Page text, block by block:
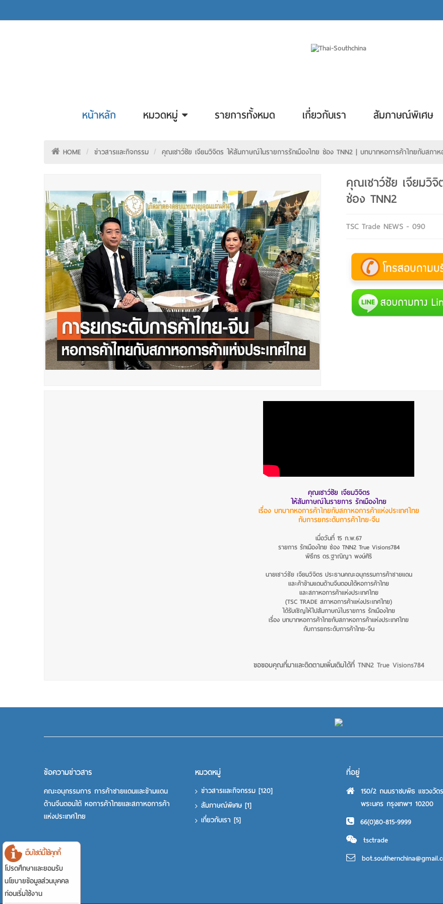
หน้าหลัก หมวดหมู่ รายการทั้งหมด เกี่ยวกับเรา สัมภาษณ์พิเศษ
HOME ข่าวสารและกิจกรรม คุณเชาว์ชัย เจียมวิจิตร ให้สัมภาษณ์ในรายการรักเมืองไทย ช่อง TNN2 | บทบาทหอการค้าไทยกับสภาห
คุณเชาว์ชัย เจียมวิ
ช่อง TNN2
TSC Trade NEWS - 090
คุณเชาว์ชัย เจียมวิจิตร
ให้สัมภาษณ์ในรายการ รักเมืองไทย
เรื่อง บทบาทหอการค้าไทยกับสภาหอการค้าแห่งประเทศไทย
กับการยกระดับการค้าไทย-จีน
เมื่อวันที่ 15 ก.พ.67
รายการ รักเมืองไทย ช่อง TNN2 True Visions784
พิธีกร ดร.ฐาณิญา พงษ์ศิริ
นายเชาว์ชัย เจียมวิจิตร ประธานคณะอนุกรรมการค้าชายแดน
และค้าข้ามแดนด้านจีนตอนใต้หอการค้าไทย
และสภาหอการค้าแห่งประเทศไทย
(TSC TRADE สภาหอการค้าแห่งประเทศไทย)
ได้รับเชิญให้ไปสัมภาษณ์ในรายการ รักเมืองไทย
เรื่อง บทบาทหอการค้าไทยกับสภาหอการค้าแห่งประเทศไทย
กับการยกระดับการค้าไทย-จีน
ขอขอบคุณที่มาและติดตามเพิ่มเติมได้ที่ TNN2 True Visions784
ข้อความข่าวสาร
คณะอนุกรรมการ การค้าชายแดนและข้ามแดน
ด้านจีนตอนใต้ หอการค้าไทยและสภาหอการค้า
แห่งประเทศไทย
หมวดหมู่
ข่าวสารและกิจกรรม [120]
สัมภาษณ์พิเศษ [1]
เกี่ยวกับเรา [5]
ที่อยู่
150/2 ถนนราชบพิธ แขวงวัด
พระนคร กรุงเทพฯ 10200
66(0)80-815-9999
tsctrade
เว็บไซต์นี้ใช้คุกกี้
โปรดศึกษาและยอมรับ
นโยบายข้อมูลส่วนบุคคล
ก่อนเริ่มใช้งาน